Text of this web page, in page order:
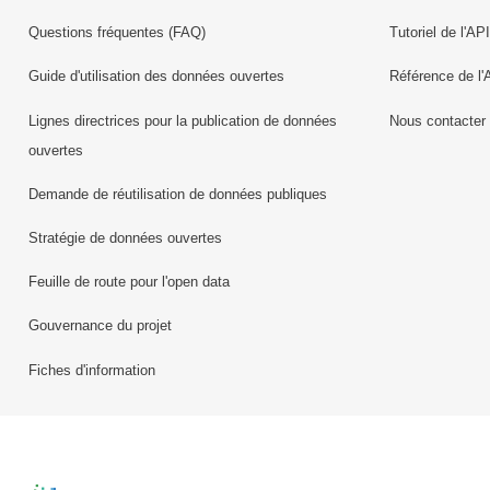
Questions fréquentes (FAQ)
Guide d'utilisation des données ouvertes
Lignes directrices pour la publication de données
ouvertes
Demande de réutilisation de données publiques
Stratégie de données ouvertes
Feuille de route pour l'open data
Gouvernance du projet
Fiches d'information
Tutoriel de l'API
Référence de
Nous contacter